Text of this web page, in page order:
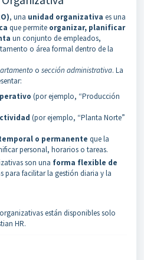
, una unidad organizativa es una
que permite organizar, planificar
un conjunto de empleados,
o área formal dentro de la
o sección administrativa. La
(por ejemplo, “Producción
(por ejemplo, “Planta Norte”
o permanente que la
personal, horarios o tareas.
son una forma flexible de
para facilitar la gestión diaria y la
están disponibles solo
HR.